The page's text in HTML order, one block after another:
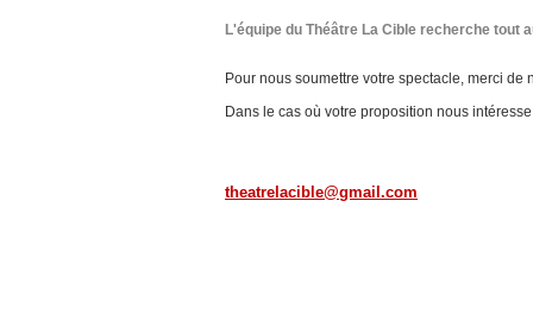
L'équipe du Théâtre La Cible recherche tout
Pour nous soumettre votre spectacle, merci
Dans le cas où votre proposition nous
theatrelacible@gmail.com